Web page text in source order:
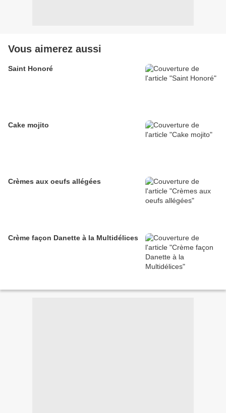
Vous aimerez aussi
Saint Honoré
Cake mojito
Crèmes aux oeufs allégées
Crème façon Danette à la Multidélices